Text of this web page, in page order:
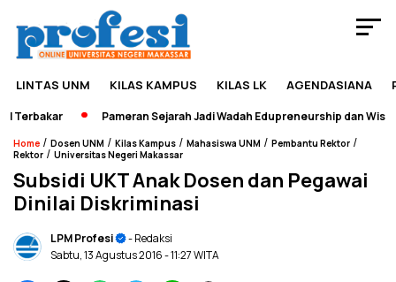
LINTAS UNM KILAS KAMPUS KILAS LK AGENDASIANA
Pameran Sejarah Jadi Wadah Edupreneurship dan Wisata
Home / Dosen UNM / Kilas Kampus / Mahasiswa UNM / Pembantu Rektor /
Rektor / Universitas Negeri Makassar
Subsidi UKT Anak Dosen dan Pegawai
Dinilai Diskriminasi
LPM Profesi
- Redaksi
Sabtu, 13 Agustus 2016- 11:27 WITA